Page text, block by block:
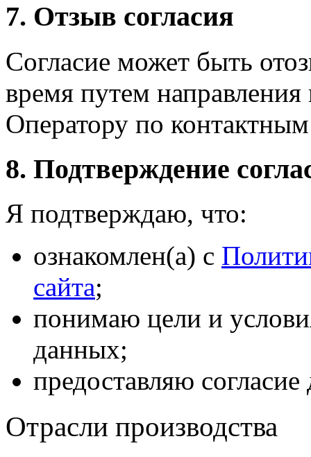
7. Отзыв согласия
Согласие может быть
время путем
Оператору по
8. Подтверждение
Я подтверждаю, что:
ознакомлен(а) с
сайта;
понимаю цели и
данных;
предоставляю
Отрасли производства